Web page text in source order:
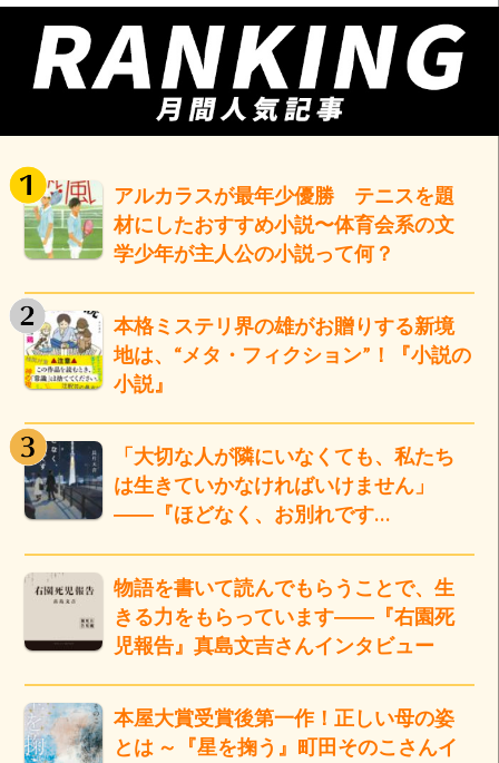
アルカラスが最年少優勝 テニスを題
材にしたおすすめ小説〜体育会系の文
学少年が主人公の小説って何？
本格ミステリ界の雄がお贈りする新境
地は、“メタ・フィクション”！『小説の
小説』
「大切な人が隣にいなくても、私たち
は生きていかなければいけません」
――『ほどなく、お別れです…
物語を書いて読んでもらうことで、生
きる力をもらっています――『右園死
児報告』真島文吉さんインタビュー
本屋大賞受賞後第一作！正しい母の姿
とは ～『星を掬う』町田そのこさんイ